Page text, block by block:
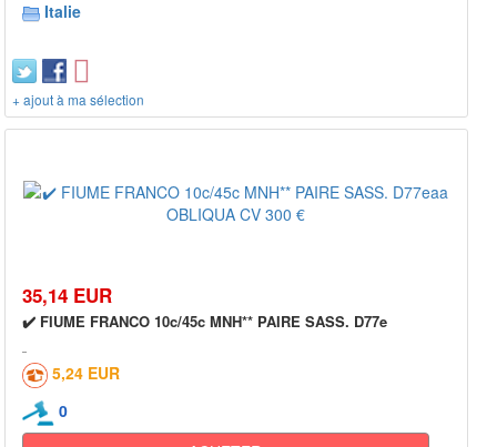
Italie
+ ajout à ma sélection
35,14 EUR
✔️ FIUME FRANCO 10c/45c MNH** PAIRE SASS. D77e
5,24 EUR
0